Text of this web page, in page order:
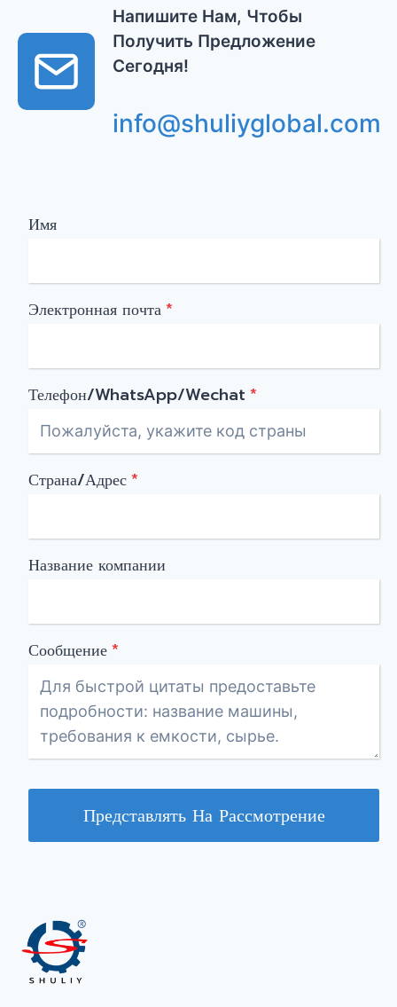
Напишите Нам, Чтобы
Получить Предложение
Сегодня!
info@shuliyglobal.com
Имя
Электронная почта*
Телефон/WhatsApp/Wechat *
Страна/Адрес*
Название компании
Сообщение*
Представлять На Рассмотрение